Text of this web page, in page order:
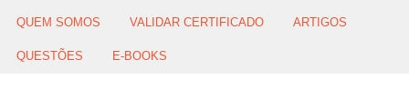
QUEM SOMOS VALIDAR CERTIFICADO ARTIGOS
QUESTÕES E-BOOKS